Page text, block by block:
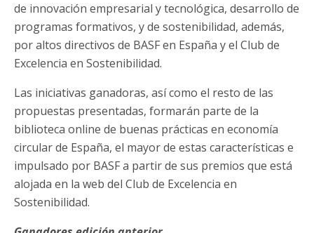
de innovación empresarial y tecnológica, desarrollo de
programas formativos, y de sostenibilidad, además,
por altos directivos de BASF en España y el Club de
Excelencia en Sostenibilidad.
Las iniciativas ganadoras, así como el resto de las
propuestas presentadas, formarán parte de la
biblioteca online de buenas prácticas en economía
circular de España, el mayor de estas características e
impulsado por BASF a partir de sus premios que está
alojada en la web del Club de Excelencia en
Sostenibilidad.